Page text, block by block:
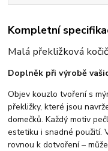
Kompletní
Malá překližková
Doplněk při výrobě
Objev kouzlo tvoření s
překližky, které jsou
domečků. Každý motiv
estetiku i snadné použití.
rovnou k dotvoření –